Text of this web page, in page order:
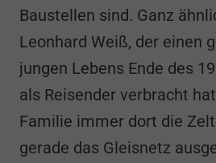
Baustellen sind. Ganz
Leonhard Weiß, der einen
jungen Lebens Ende des
als Reisender verbracht
Familie immer dort die
gerade das Gleisnetz